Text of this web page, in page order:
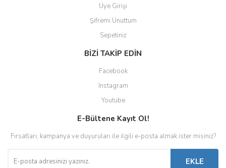
Üye Girişi
Şifremi Unuttum
Sepetiniz
BİZİ TAKİP EDİN
Facebook
Instagram
Youtube
E-Bültene Kayıt Ol!
Fırsatları, kampanya ve duyuruları ile ilgili e-posta almak ister misiniz?
EKLE